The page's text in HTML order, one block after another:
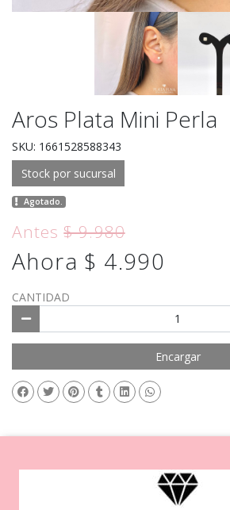
Aros Plata Mini Perla
SKU: 1661528588343
Stock por sucursal
Agotado.
Antes$ 9.980
Ahora $ 4.990
CANTIDAD
Encargar